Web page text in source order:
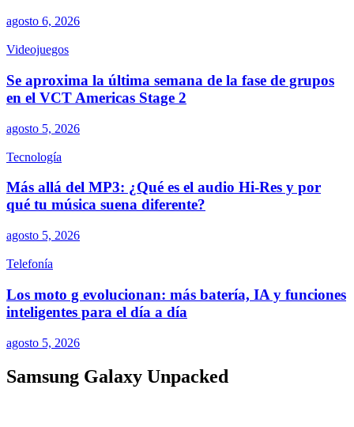
agosto 6, 2026
Videojuegos
Se aproxima la última semana de la fase de grupos
en el VCT Americas Stage 2
agosto 5, 2026
Tecnología
Más allá del MP3: ¿Qué es el audio Hi-Res y por
qué tu música suena diferente?
agosto 5, 2026
Telefonía
Los moto g evolucionan: más batería, IA y funciones
inteligentes para el día a día
agosto 5, 2026
Samsung Galaxy Unpacked